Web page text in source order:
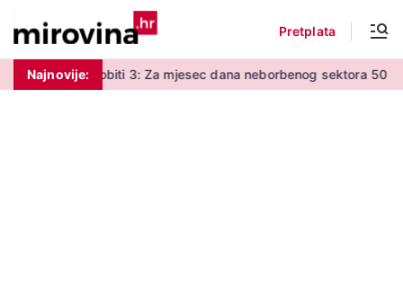
Pretplata
Najnovije:
2 eura dobiti 3: Za mjesec dana neborbenog sektora 50 centi